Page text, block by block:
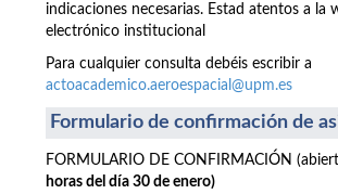
indicaciones necesarias. Estad atentos a la
electrónico institucional
Para cualquier consulta debéis escribir a
actoacademico.aeroespacial@upm.es
Formulario de confirmación de
FORMULARIO DE CONFIRMACIÓN
horas del día 30 de enero)